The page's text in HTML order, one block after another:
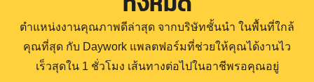
ตำแหน่งงานคุณภาพดีล่าสุด จากบริษัทชั้นนำ ในพื้นที่ใกล้
คุณที่สุด กับ Daywork แพลตฟอร์มที่ช่วยให้คุณได้งานไว
เร็วสุดใน 1 ชั่วโมง เส้นทางต่อไปในอาชีพรอคุณอยู่